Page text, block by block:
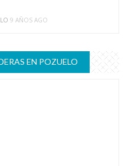
9 AÑOS AGO
EN POZUELO